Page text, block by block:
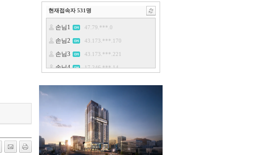
현재접속자 531 명